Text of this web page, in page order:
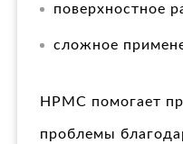
поверхностное
сложное
HPMC помогает
проблемы